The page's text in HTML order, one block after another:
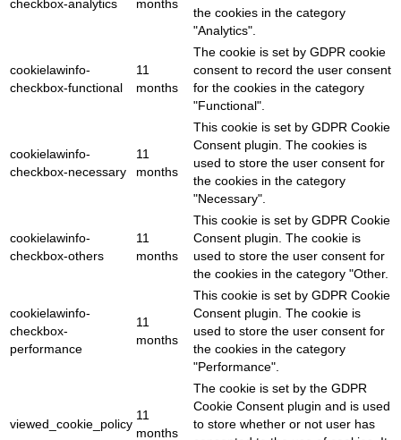
checkbox-analytics months
the cookies in the category
"Analytics".
cookielawinfo-
checkbox-functional
11
months
The cookie is set by GDPR cookie
consent to record the user consent
for the cookies in the category
"Functional".
cookielawinfo-
checkbox-necessary
11
months
This cookie is set by GDPR Cookie
Consent plugin. The cookies is
used to store the user consent for
the cookies in the category
"Necessary".
cookielawinfo-
checkbox-others
11
months
This cookie is set by GDPR Cookie
Consent plugin. The cookie is
used to store the user consent for
the cookies in the category "Other.
cookielawinfo-
checkbox-
performance
11
months
This cookie is set by GDPR Cookie
Consent plugin. The cookie is
used to store the user consent for
the cookies in the category
"Performance".
viewed_cookie_policy
11
months
The cookie is set by the GDPR
Cookie Consent plugin and is used
to store whether or not user has